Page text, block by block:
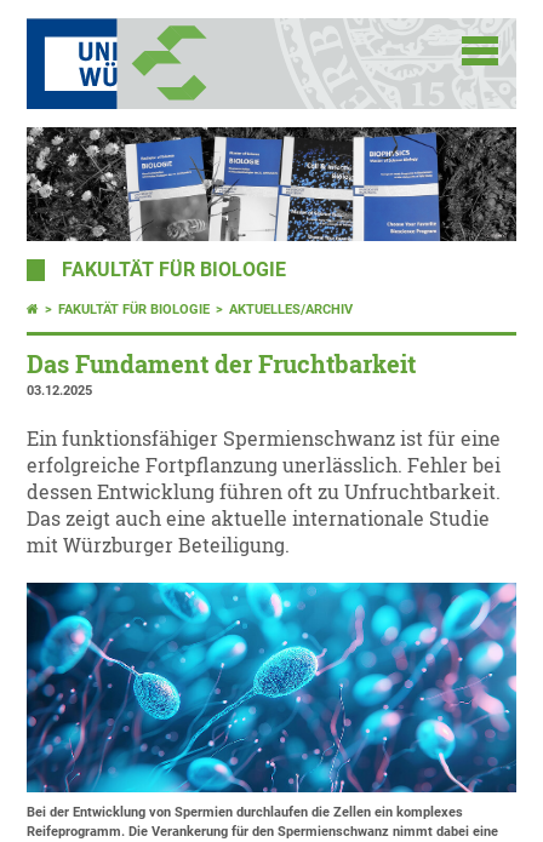
FAKULTÄT FÜR BIOLOGIE
FAKULTÄT FÜR BIOLOGIE AKTUELLES/ARCHIV
Das Fundament der Fruchtbarkeit
03.12.2025
Ein funktionsfähiger Spermienschwanz ist für eine
erfolgreiche Fortpflanzung unerlässlich. Fehler bei
dessen Entwicklung führen oft zu Unfruchtbarkeit.
Das zeigt auch eine aktuelle internationale Studie
mit Würzburger Beteiligung.
Bei der Entwicklung von Spermien durchlaufen die Zellen ein komplexes
Reifeprogramm. Die Verankerung für den Spermienschwanz nimmt dabei eine